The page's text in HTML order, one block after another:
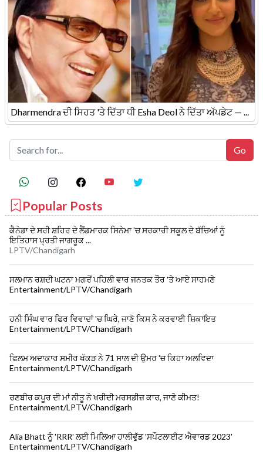
Dharmendra ਦੀ ਸਿਹਤ 'ਤੇ ਦਿੱਤਾ ਧੀ Esha Deol ਨੇ ਦਿੱਤਾ ਅੱਪਡੇਟ — ...
Popular Posts
ਕੈਨੇਡਾ ਦੇ ਸਰੀ ਸ਼ਹਿਰ ਦੇ ਲੈਂਡਮਾਰਕ ਸਿਨੇਮਾ 'ਚ ਸਰਕਾਰੀ ਸਕੂਲ ਦੇ ਬੱਚਿਆਂ ਨੂੰ
ਇਤਿਹਾਸ ਪ੍ਰਤੀ ਜਾਗਰੂਕ ...
LPTV/Chandigarh
ਸਲਮਾਨ ਰਸ਼ਦੀ ਘਟਨਾ ਮਗਰੋਂ ਪਹਿਲੀ ਵਾਰ ਜਨਤਕ ਤੌਰ 'ਤੇ ਆਏ ਸਾਹਮਣੇ
Entertainment/LPTV/Chandigarh
ਹਨੀ ਸਿੰਘ ਵਾਰ ਫਿਰ ਵਿਵਾਦਾਂ 'ਚ ਘਿਰੇ, ਜਾਣੋ ਕਿਸ ਨੇ ਕਰਵਾਈ ਸ਼ਿਕਾਇਤ
Entertainment/LPTV/Chandigarh
ਫਿਲਮ ਅਦਾਕਾਰ ਸਮੀਰ ਖੱਕੜ ਨੇ 71 ਸਾਲ ਦੀ ਉਮਰ 'ਚ ਕਿਹਾ ਅਲਵਿਦਾ
Entertainment/LPTV/Chandigarh
ਰਣਬੀਰ ਕਪੂਰ ਦੀ ਮਾਂ ਨੀਤੂ ਨੇ ਖਰੀਦੀ ਮਰਸਡੀਜ਼ ਕਾਰ, ਜਾਣੋ ਕੀਮਤ!
Entertainment/LPTV/Chandigarh
Alia Bhatt ਨੂੰ 'RRR' ਲਈ ਮਿਲਿਆ ਹਾਲੀਵੁੱਡ 'ਸਪੌਟਲਾਈਟ ਐਵਾਰਡ 2023'
Entertainment/LPTV/Chandigarh